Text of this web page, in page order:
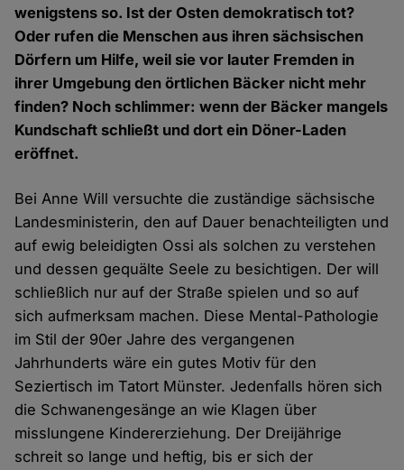
wenigstens so. Ist der Osten demokratisch tot?
Oder rufen die Menschen aus ihren sächsischen
Dörfern um Hilfe, weil sie vor lauter Fremden in
ihrer Umgebung den örtlichen Bäcker nicht mehr
finden? Noch schlimmer: wenn der Bäcker mangels
Kundschaft schließt und dort ein Döner-Laden
eröffnet.
Bei Anne Will versuchte die zuständige sächsische
Landesministerin, den auf Dauer benachteiligten und
auf ewig beleidigten Ossi als solchen zu verstehen
und dessen gequälte Seele zu besichtigen. Der will
schließlich nur auf der Straße spielen und so auf
sich aufmerksam machen. Diese Mental-Pathologie
im Stil der 90er Jahre des vergangenen
Jahrhunderts wäre ein gutes Motiv für den
Seziertisch im Tatort Münster. Jedenfalls hören sich
die Schwanengesänge an wie Klagen über
misslungene Kindererziehung. Der Dreijährige
schreit so lange und heftig, bis er sich der